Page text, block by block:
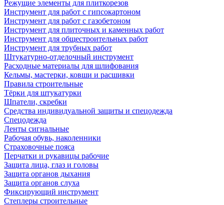
Режущие элементы для плиткорезов
Инструмент для работ с гипсокартоном
Инструмент для работ с газобетоном
Инструмент для плиточных и каменных работ
Инструмент для общестроительных работ
Инструмент для трубных работ
Штукатурно-отделочный инструмент
Расходные материалы для шлифования
Кельмы, мастерки, ковши и расшивки
Правила строительные
Тёрки для штукатурки
Шпатели, скребки
Средства индивидуальной защиты и спецодежда
Спецодежда
Ленты сигнальные
Рабочая обувь, наколенники
Страховочные пояса
Перчатки и рукавицы рабочие
Защита лица, глаз и головы
Защита органов дыхания
Защита органов слуха
Фиксирующий инструмент
Степлеры строительные